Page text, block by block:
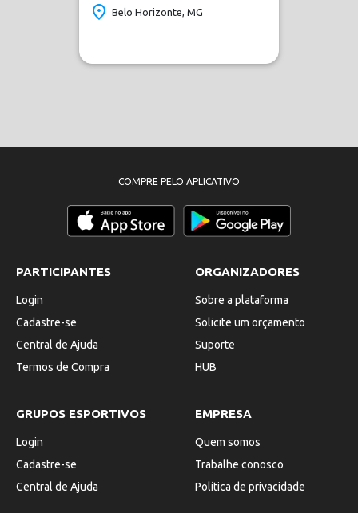
Belo Horizonte, MG
PARTICIPANTES
Login
Cadastre-se
Central de Ajuda
Termos de Compra
ORGANIZADORES
Sobre a plataforma
Solicite um orçamento
Suporte
HUB
GRUPOS ESPORTIVOS
Login
Cadastre-se
Central de Ajuda
EMPRESA
Quem somos
Trabalhe conosco
Política de privacidade
COMPRE PELO APLICATIVO